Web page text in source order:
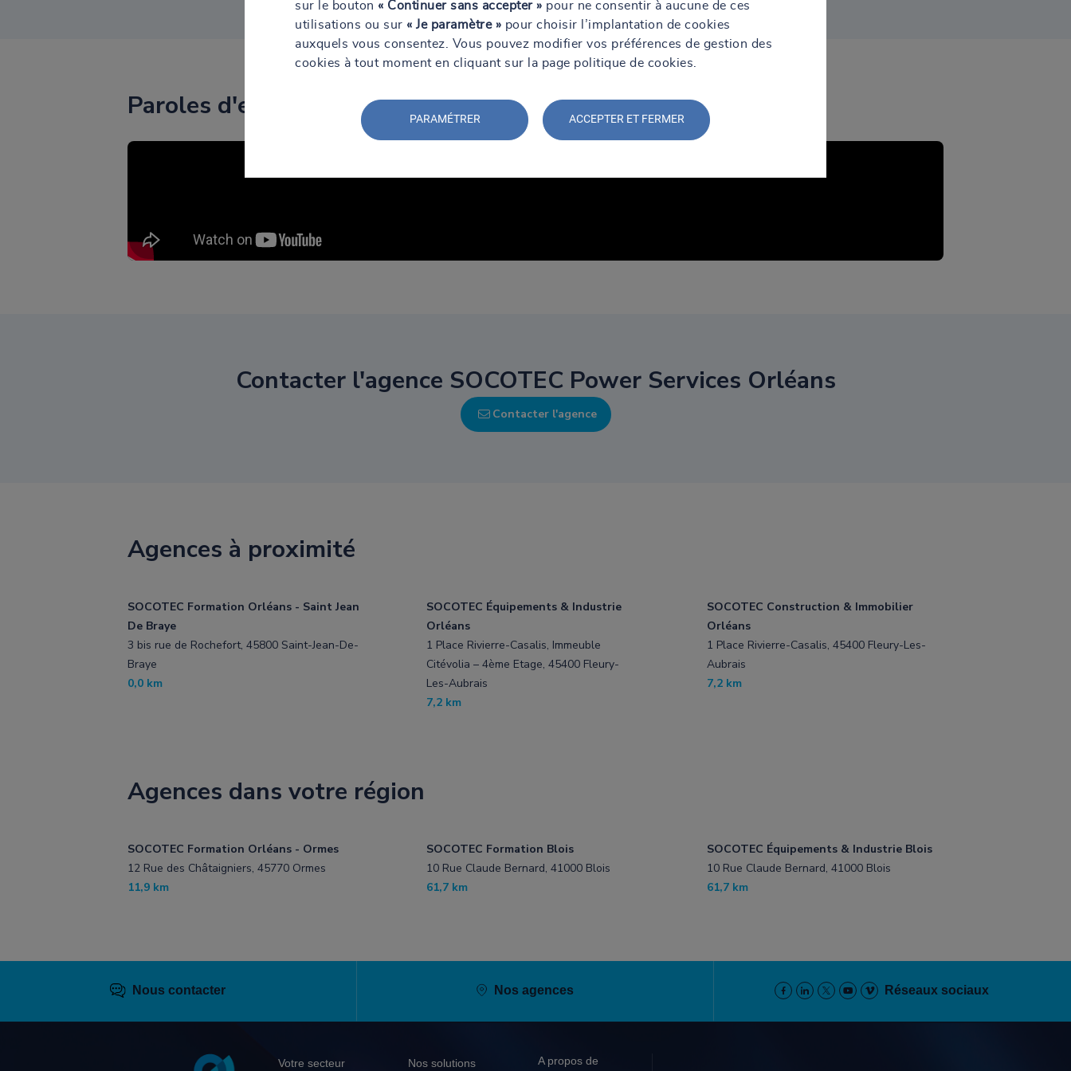
Paroles d'expert
Contacter l'agence SOCOTEC Power Services Orléans
Contacter l'agence
Agences à proximité
SOCOTEC Formation Orléans - Saint Jean
De Braye
3 bis rue de Rochefort, 45800 Saint-Jean-De-
Braye
0,0 km
SOCOTEC Équipements & Industrie
Orléans
1 Place Rivierre-Casalis, Immeuble
Citévolia – 4ème Etage, 45400 Fleury-
Les-Aubrais
7,2 km
SOCOTEC Construction & Immobilier
Orléans
1 Place Rivierre-Casalis, 45400 Fleury-Les-
Aubrais
7,2 km
Agences dans votre région
SOCOTEC Formation Orléans - Ormes
12 Rue des Châtaigniers, 45770 Ormes
11,9 km
SOCOTEC Formation Blois
10 Rue Claude Bernard, 41000 Blois
61,7 km
SOCOTEC Équipements & Industrie Blois
10 Rue Claude Bernard, 41000 Blois
61,7 km
Nous contacter Nos agences Réseaux sociaux
Pied
Votre secteur Nos solutions
A propos de
sur le bouton « Continuer sans accepter » pour ne consentir à aucune de ces
utilisations ou sur « Je paramètre » pour choisir l’implantation de cookies
auxquels vous consentez. Vous pouvez modifier vos préférences de gestion des
cookies à tout moment en cliquant sur la page politique de cookies.
PARAMÉTRER ACCEPTER ET FERMER